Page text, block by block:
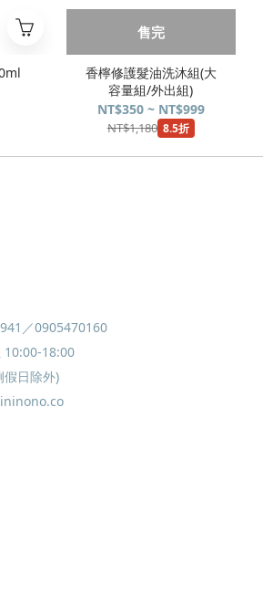
售完
香檸修護髮油洗沐組(大
容量組/外出組)
NT$350 ~ NT$999
NT$1,180 8.5折
／0905470160
10:00-18:00
假日除外)